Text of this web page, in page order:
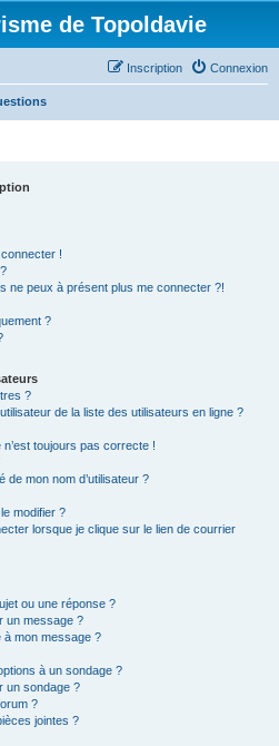
de Topoldavie
Connexion
Inscription
!
ne peux à présent plus me connecter ?!
?
?
de la liste des utilisateurs en ligne ?
n’est toujours pas correcte !
de mon nom d’utilisateur ?
modifier ?
lorsque je clique sur le lien de courrier
ou une réponse ?
un message ?
à mon message ?
à un sondage ?
un sondage ?
?
jointes ?